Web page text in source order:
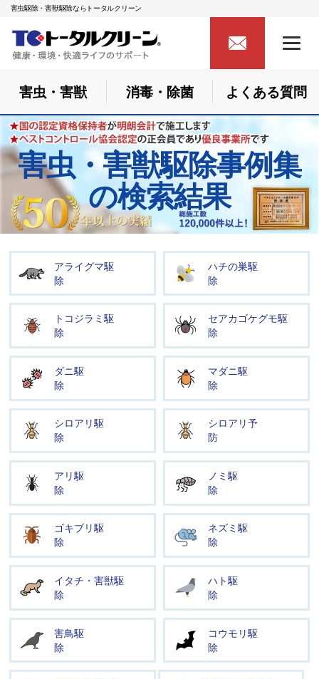
害虫駆除・害獣駆除ならトータルクリーン
害虫・害獣 消毒・除菌 よくある質問
害虫・害獣駆除事例集
の検索結果
アライグマ駆
除
ハチの巣駆
除
トコジラミ駆
除
セアカゴケグモ駆
除
ダニ駆
除
マダニ駆
除
シロアリ駆
除
シロアリ予
防
アリ駆
除
ノミ駆
除
ゴキブリ駆
除
ネズミ駆
除
イタチ・害獣駆
除
ハト駆
除
害鳥駆
除
コウモリ駆
除